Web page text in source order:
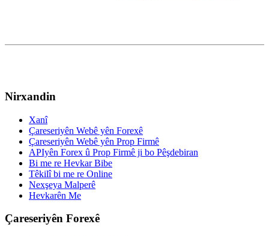
Nirxandin
Xanî
Çareseriyên Webê yên Forexê
Çareseriyên Webê yên Prop Firmê
APIyên Forex û Prop Firmê ji bo Pêşdebiran
Bi me re Hevkar Bibe
Têkilî bi me re Online
Nexşeya Malperê
Hevkarên Me
Çareseriyên Forexê